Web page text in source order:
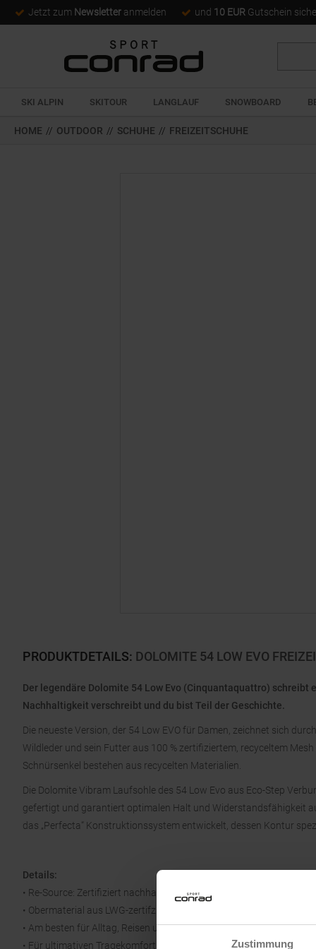
Zustimmung
Jetzt zum Newsletter anmelden und 10 EUR Gutschein
SKI ALPIN SKITOUR LANGLAUF SNOWBOARD
HOME // OUTDOOR // SCHUHE // FREIZEITSCHUHE
PRODUKTDETAILS: DOLOMITE 54 LOW EVO
Der legendäre Dolomite 54 Low Evo (Cinquantaquattro)
Nachhaltigkeit verschreibt und du bist Teil der Geschichte.
Die neueste Version, der 54 Low EVO für Damen, zeichnet sich
Wildleder und sein Futter aus 100 % zertifiziertem, recyceltem
Schnürsenkel bestehen aus recycelten Materialien.
Die Dolomite Vibram Laufsohle des 54 Low Evo aus Eco-Step
gefertigt und garantiert optimalen Halt und Widerstandsfähigkeit
das „Perfecta“ Konstruktionssystem entwickelt, dessen Kontur
Details:
• Re-Source: Zertifiziert nachhaltig
• Obermaterial aus LWG-zertifziertem Leder
• Am besten für Alltag, Reisen und Spaziergänge geeignet
• Für ultimativen Tragekomfort